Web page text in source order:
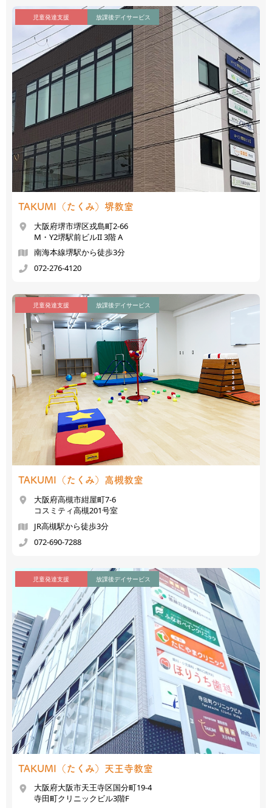
TAKUMI（たくみ） 堺教室
児童発達支援 放課後デイサービス
大阪府堺市堺区戎島町2-66
M・Y2堺駅前ビルII 3階 A
南海本線堺駅から徒歩3分
072-276-4120
TAKUMI（たくみ） 高槻教室
児童発達支援 放課後デイサービス
大阪府高槻市紺屋町7-6
コスミティ高槻201号室
JR高槻駅から徒歩3分
072-690-7288
TAKUMI（たくみ） 天王寺教室
児童発達支援 放課後デイサービス
大阪府大阪市天王寺区国分町19-4
寺田町クリニックビル3階F